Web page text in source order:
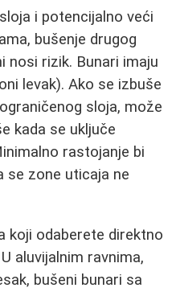
i potencijalno veći
bušenje drugog
nosi rizik. Bunari imaju
levak). Ako se izbuše
sloja, može
kada se uključe
rastojanje bi
se zone uticaja ne
koji odaberete direktno
aluvijalnim ravnima,
bušeni bunari sa